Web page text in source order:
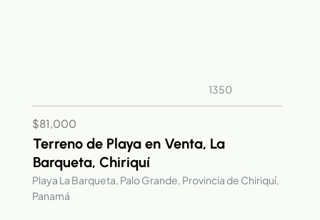
1350
$81,000
Terreno de Playa en Venta, La
Barqueta, Chiriquí
Playa La Barqueta, Palo Grande, Provincia de Chiriquí,
Panamá